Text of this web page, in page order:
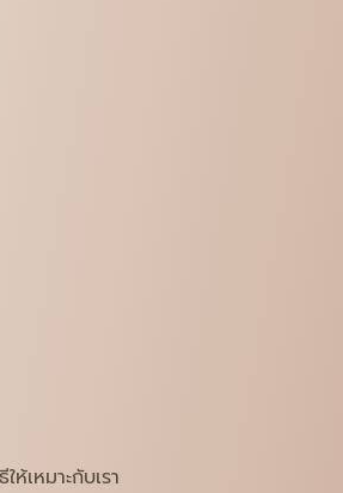
เหมาะกับเรา